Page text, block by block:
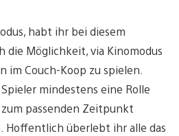
habt ihr bei diesem
die Möglichkeit, via Kinomodus
im Couch-Koop zu spielen.
mindestens eine Rolle
passenden Zeitpunkt
Hoffentlich überlebt ihr alle das